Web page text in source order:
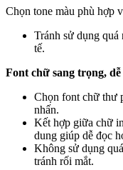
Chọn tone màu phù hợp
Tránh sử dụng quá
tế.
Font chữ sang trọng, dễ
Chọn font chữ thư
nhấn.
Kết hợp giữa chữ
dung giúp dễ đọc
Không sử dụng
tránh rối mắt.